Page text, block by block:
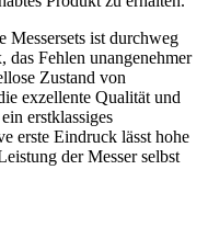
Messersets ist durchweg
Fehlen unangenehmer
Zustand von
exzellente Qualität und
erstklassiges
erste Eindruck lässt hohe
der Messer selbst